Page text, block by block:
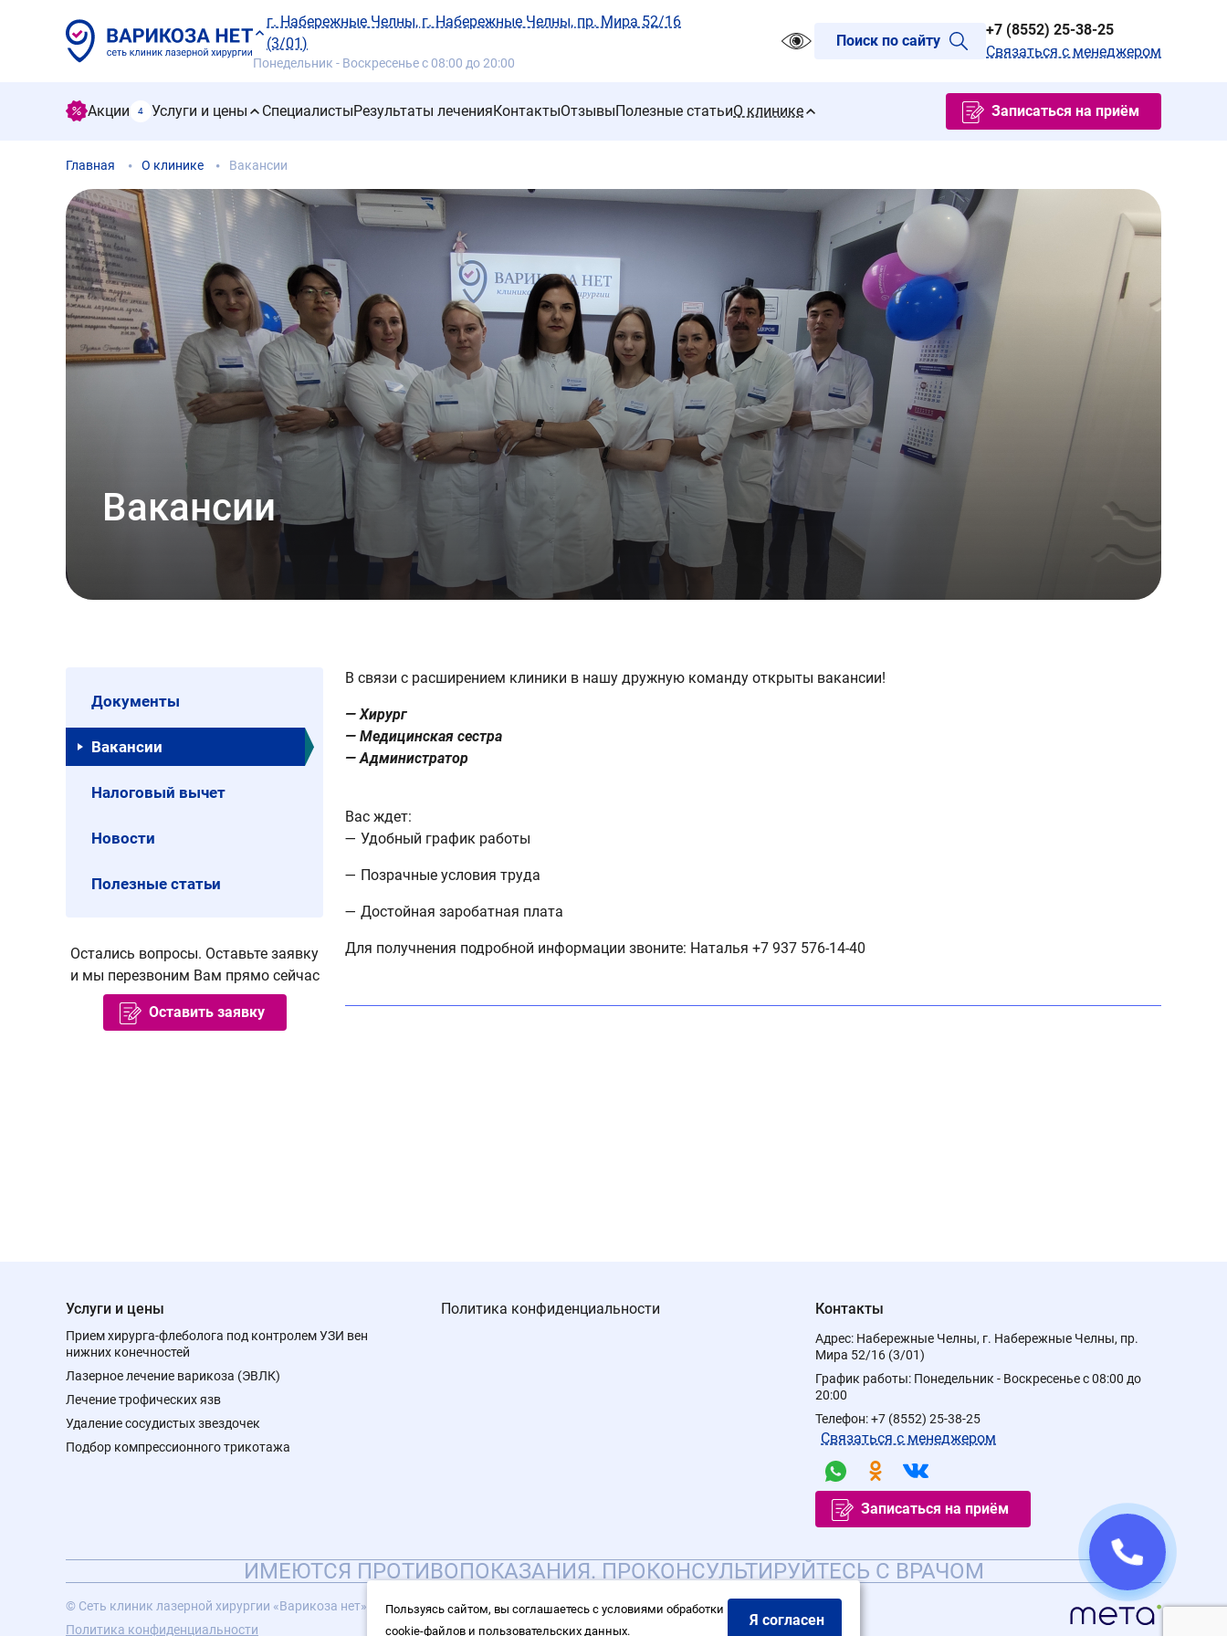
г. Набережные Челны, г. Набережные Челны, пр. Мира 52/16
(3/01)
Понедельник - Воскресенье с 08:00 до 20:00
Поиск по сайту
+7 (8552) 25-38-25
Связаться с менеджером
Акции 4 Услуги и цены СпециалистыРезультаты леченияКонтактыОтзывыПолезные статьиО клинике Записаться на приём
Главная О клинике Вакансии
Вакансии
В связи с расширением клиники в нашу дружную команду открыты вакансии!
— Хирург
— Медицинская сестра
— Администратор
Вас ждет:
— Удобный график работы
— Позрачные условия труда
— Достойная заробатная плата
Для получнения подробной информации звоните: Наталья +7 937 576-14-40
Документы
Вакансии
Налоговый вычет
Новости
Полезные статьи
Остались вопросы. Оставьте заявку
и мы перезвоним Вам прямо сейчас
Оставить заявку
Услуги и цены
Прием хирурга-флеболога под контролем УЗИ вен
нижних конечностей
Лазерное лечение варикоза (ЭВЛК)
Лечение трофических язв
Удаление сосудистых звездочек
Подбор компрессионного трикотажа
Политика конфиденциальности Контакты
Адрес: Набережные Челны, г. Набережные Челны, пр.
Мира 52/16 (3/01)
График работы: Понедельник - Воскресенье с 08:00 до
20:00
Телефон: +7 (8552) 25-38-25
Связаться с менеджером
Записаться на приём
ИМЕЮТСЯ ПРОТИВОПОКАЗАНИЯ. ПРОКОНСУЛЬТИРУЙТЕСЬ С ВРАЧОМ
© Сеть клиник лазерной хирургии «Варикоза нет», 2026
Политика конфиденциальности
Пользуясь сайтом, вы соглашаетесь с условиями обработки
cookie-файлов и пользовательских данных.
Я согласен